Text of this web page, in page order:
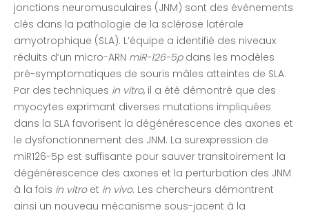
jonctions neuromusculaires (JNM) sont des événements
clés dans la pathologie de la sclérose latérale
amyotrophique (SLA). L’équipe a identifié des niveaux
réduits d’un micro-ARN miR-126-5pdans les modèles
pré-symptomatiques de souris mâles atteintes de SLA.
Par des techniques in vitro, il a été démontré que des
myocytes exprimant diverses mutations impliquées
dans la SLA favorisent la dégénérescence des axones et
le dysfonctionnement des JNM. La surexpression de
miR126-5p est suffisante pour sauver transitoirement la
dégénérescence des axones et la perturbation des JNM
à la fois in vitroet in vivo. Les chercheurs démontrent
ainsi un nouveau mécanisme sous-jacent à la